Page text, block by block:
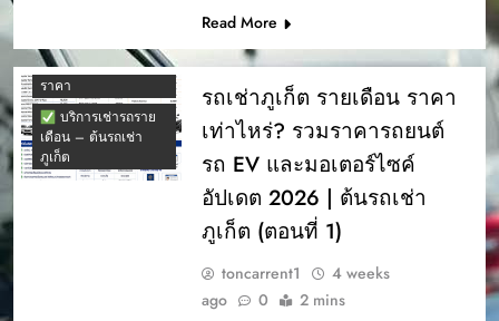
Read More
เช่ารถรายเดือน ภูเก็ต
ราคา
บริการเช่ารถราย
เดือน – ต้นรถเช่า
ภูเก็ต
รถเช่าภูเก็ต รายเดือน ราคา
เท่าไหร่? รวมราคารถยนต์
รถ EV และมอเตอร์ไซค์
อัปเดต 2026 | ต้นรถเช่า
ภูเก็ต (ตอนที่ 1)
toncarrent1
4 weeks
ago
0 2 mins